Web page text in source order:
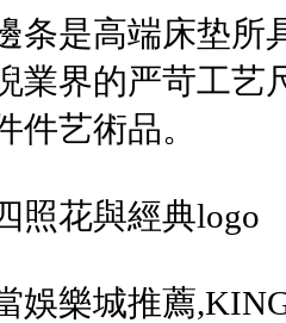
条是高端床垫所
業界的严苛工艺
件艺術品。
照花與經典logo
娛樂城推薦